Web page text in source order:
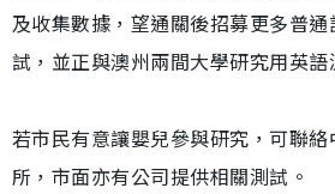
及收集數據，望通關後招募更多普
試，並正與澳州兩間大學研究用英語
若市民有意讓嬰兒參與研究，可聯
所，市面亦有公司提供相關測試。